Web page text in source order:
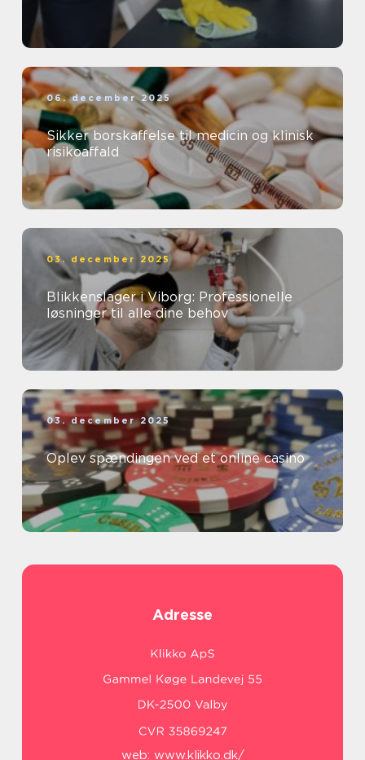
06. december 2025
Sikker borskaffelse til medicin og klinisk
risikoaffald
03. december 2025
Blikkenslager i Viborg: Professionelle
løsninger til alle dine behov
03. december 2025
Oplev spændingen ved et online casino
Adresse
web: www.klikko.dk/